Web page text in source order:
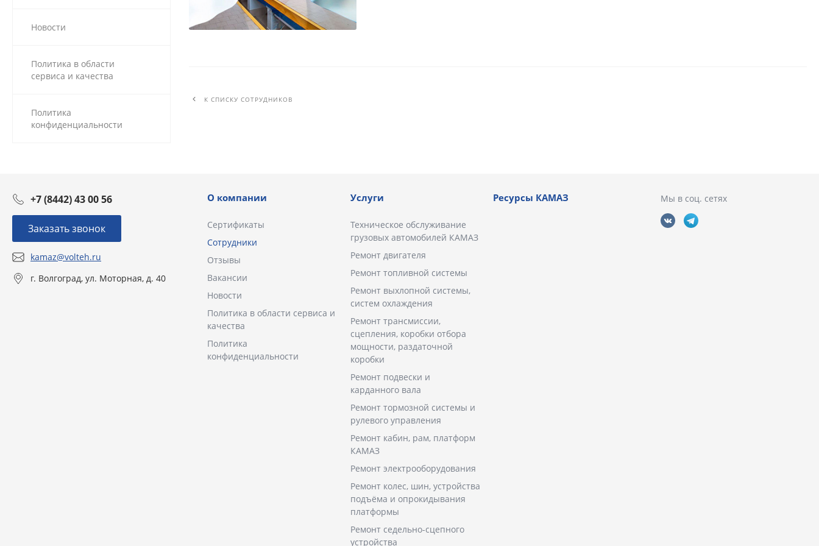
Новости
Политика в области
сервиса и качества
Политика
конфиденциальности
К СПИСКУ СОТРУДНИКОВ
+7 (8442) 43 00 56
Заказать звонок
kamaz@volteh.ru
г. Волгоград, ул. Моторная, д. 40
О компании
Сертификаты
Сотрудники
Отзывы
Вакансии
Новости
Политика в области сервиса и
качества
Политика
конфиденциальности
Услуги
Техническое обслуживание
грузовых автомобилей КАМАЗ
Ремонт двигателя
Ремонт топливной системы
Ремонт выхлопной системы,
систем охлаждения
Ремонт трансмиссии,
сцепления, коробки отбора
мощности, раздаточной
коробки
Ремонт подвески и
карданного вала
Ремонт тормозной системы и
рулевого управления
Ремонт кабин, рам, платформ
КАМАЗ
Ремонт электрооборудования
Ремонт колес, шин, устройства
подъёма и опрокидывания
платформы
Ремонт седельно-сцепного
устройства
Ресурсы КАМАЗ Мы в соц. сетях